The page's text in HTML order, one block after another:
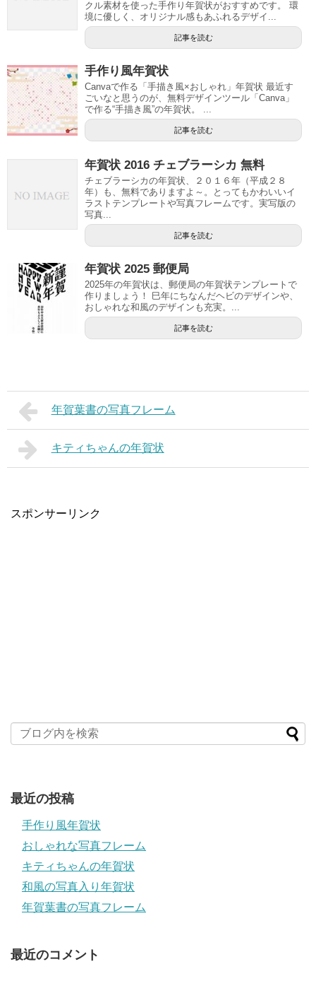
クル素材を使った手作り年賀状がおすすめです。 環
境に優しく、オリジナル感もあふれるデザイ...
記事を読む
手作り風年賀状
Canvaで作る「手描き風×おしゃれ」年賀状 最近す
ごいなと思うのが、無料デザインツール「Canva」
で作る“手描き風”の年賀状。 ...
記事を読む
年賀状 2016 チェブラーシカ 無料
チェブラーシカの年賀状、２０１６年（平成２８
年）も、無料でありますよ～。とってもかわいいイ
ラストテンプレートや写真フレームです。実写版の
写真...
記事を読む
年賀状 2025 郵便局
2025年の年賀状は、郵便局の年賀状テンプレートで
作りましょう！ 巳年にちなんだヘビのデザインや、
おしゃれな和風のデザインも充実。...
記事を読む
年賀葉書の写真フレーム
キティちゃんの年賀状
スポンサーリンク
最近の投稿
手作り風年賀状
おしゃれな写真フレーム
キティちゃんの年賀状
和風の写真入り年賀状
年賀葉書の写真フレーム
最近のコメント